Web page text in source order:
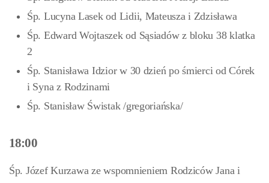
Śp. Lucyna Lasek od Lidii, Mateusza i Zdzisława
Śp. Edward Wojtaszek od Sąsiadów z bloku 38 klatka
2
Śp. Stanisława Idzior w 30 dzień po śmierci od Córek
i Syna z Rodzinami
Śp. Stanisław Świstak/gregoriańska/
18:00
Śp. Józef Kurzawa ze wspomnieniem Rodziców Jana i